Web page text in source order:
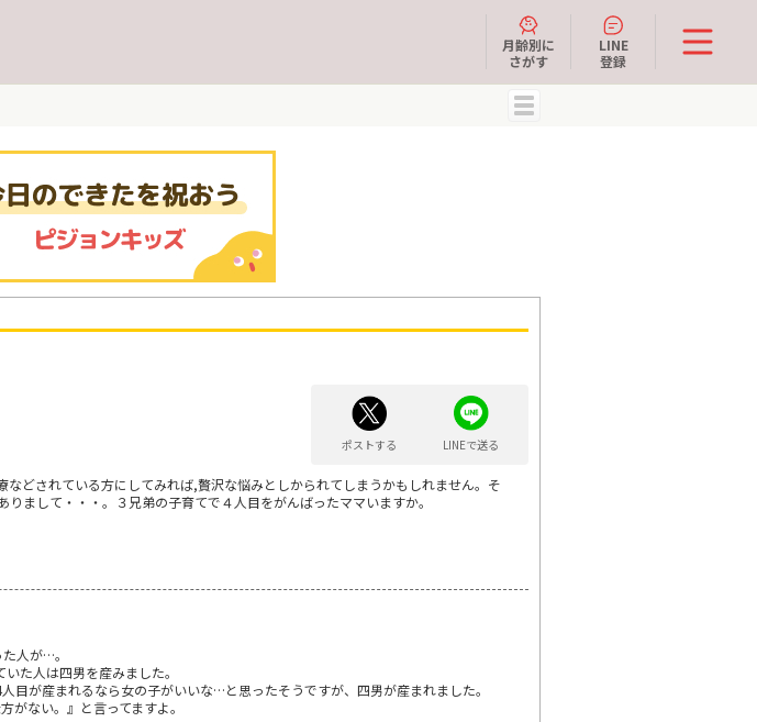
月齢別に
さがす
LINE
登録
ポストする LINEで送る
どされている方にしてみれば,贅沢な悩みとしかられてしまうかもしれません。そ
まして・・・。３兄弟の子育てで４人目をがんばったママいますか。
人が…。
た人は四男を産みました。
が産まれるなら女の子がいいな…と思ったそうですが、四男が産まれました。
がない。』と言ってますよ。